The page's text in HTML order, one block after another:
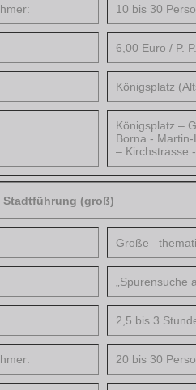
10 bis 30
6,00 Euro / P.
Königsplatz
Königsplatz –
Borna -
– Kirchstrasse
Stadtführung (groß)
Große
„Spurensuche
2,5 bis 3
20 bis 30